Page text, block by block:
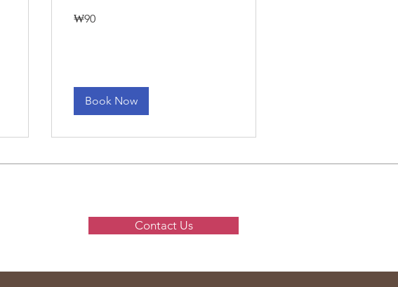
대
₩90
Book Now
Contact Us